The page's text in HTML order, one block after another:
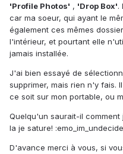
'Profile Photos' , 'Drop Box'.
car ma soeur, qui ayant le
également ces mêmes
l'intérieur, et pourtant elle
jamais installée.
J'ai bien essayé de
supprimer, mais rien n'y fais.
ce soit sur mon portable, ou
Quelqu'un saurait-il
la je sature!
D'avance merci à vous, si